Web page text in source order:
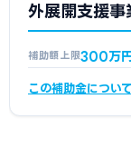
外展開支援事
補助額上限300万
この補助金につい